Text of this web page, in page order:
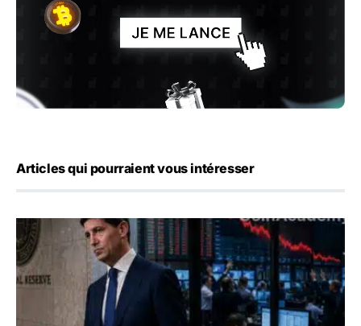
Articles qui pourraient vous intéresser
Kevin Warsh maintient sa communication minimaliste